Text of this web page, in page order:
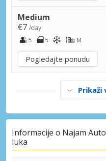
Medium
€7 /day
5
5 M
Pogledajte ponudu
Prikaži
Informacije o Najam
luka